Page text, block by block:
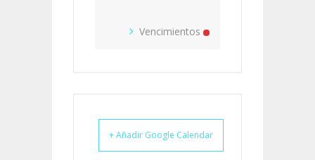
Vencimientos
+ Añadir Google Calendar